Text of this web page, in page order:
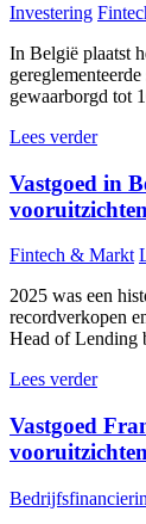
Investering
In België plaatst
gewaarborgd tot
Lees verder
Vastgoed in
Fintech & Markt
2025 was een
recordverkopen
Head of
Lees verder
Vastgoed